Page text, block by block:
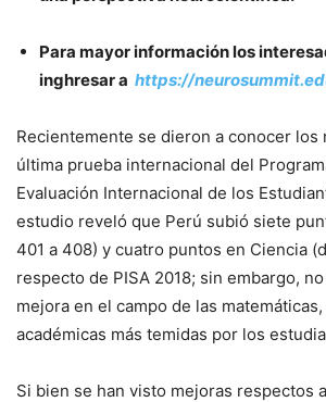
Para mayor información los
inghresar a https://
Recientemente se dieron a conocer los
última prueba internacional del
Evaluación Internacional de los
estudio reveló que Perú subió siete
401 a 408) y cuatro puntos en Ciencia
respecto de PISA 2018; sin embargo,
mejora en el campo de las
académicas más temidas por los
Si bien se han visto mejoras respectos